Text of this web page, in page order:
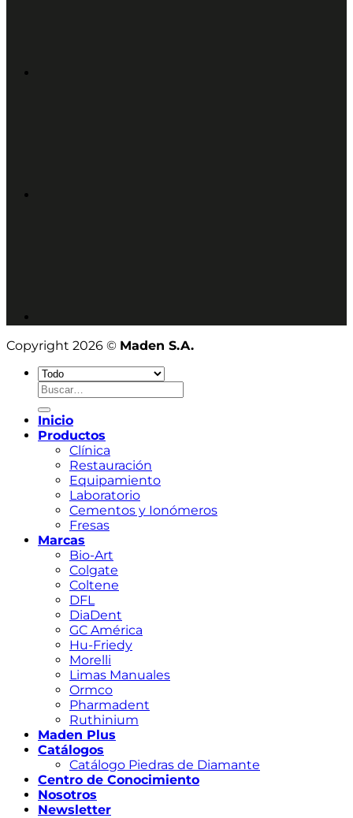
Copyright 2026 © Maden S.A.
Buscar
por:
Inicio
Productos
Clínica
Restauración
Equipamiento
Laboratorio
Cementos y Ionómeros
Fresas
Marcas
Bio-Art
Colgate
Coltene
DFL
DiaDent
GC América
Hu-Friedy
Morelli
Limas Manuales
Ormco
Pharmadent
Ruthinium
Maden Plus
Catálogos
Catálogo Piedras de Diamante
Centro de Conocimiento
Nosotros
Newsletter